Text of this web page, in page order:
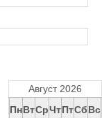
Август 2026
ПнВтСрЧтПтСбВс